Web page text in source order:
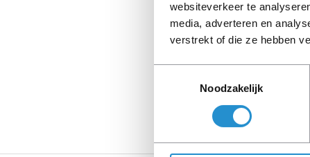
websiteverkeer te
media, adverteren en
verstrekt of die ze hebben
Noodzakelijk